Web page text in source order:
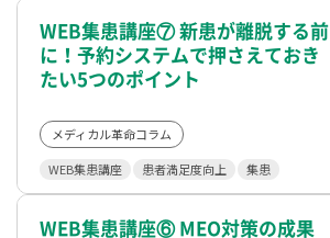
WEB集患講座⑦ 新患が離脱する前
に！予約システムで押さえておき
たい5つのポイント
メディカル革命コラム
WEB集患講座 患者満足度向上 集患
WEB集患講座⑥ MEO対策の成果